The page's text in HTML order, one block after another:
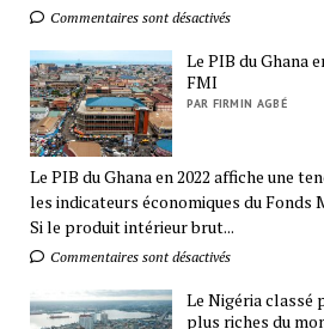
Commentaires sont désactivés
Le PIB du Ghana
FMI
PAR FIRMIN AGBÉ
Le PIB du Ghana en 2022 affiche une
les indicateurs économiques du
Si le produit intérieur brut...
Commentaires sont désactivés
Le Nigéria classé
plus riches du